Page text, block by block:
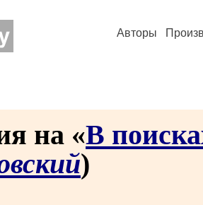
Авторы
на «В
)